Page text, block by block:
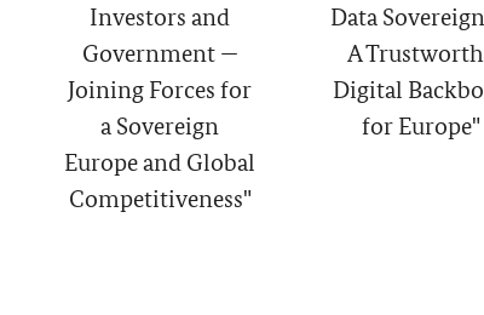
Investors and
Government —
Joining Forces for
a Sovereign
Europe and Global
Competitiveness"
Data
A
Digital
for Europe"